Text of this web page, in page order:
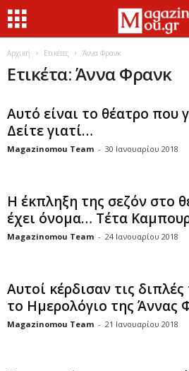
Αρχική Ετικέτες Άννα Φρανκ
Ετικέτα: Άννα Φρανκ
Αυτό είναι το θέατρο που
Δείτε γιατί…
Magazinomou Team - 30 Ιανουαρίου 2018
Η έκπληξη της σεζόν στο
έχει όνομα… Τέτα
Magazinomou Team - 24 Ιανουαρίου 2018
Αυτοί κέρδισαν τις
το Ημερολόγιο της Άννας
Magazinomou Team - 21 Ιανουαρίου 2018